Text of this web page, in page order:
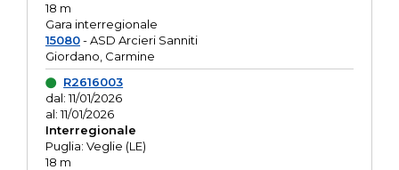
18 m
Gara interregionale
15080- ASD Arcieri Sanniti
Giordano, Carmine
R2616003
dal: 11/01/2026
al: 11/01/2026
Interregionale
Puglia: Veglie (LE)
18 m